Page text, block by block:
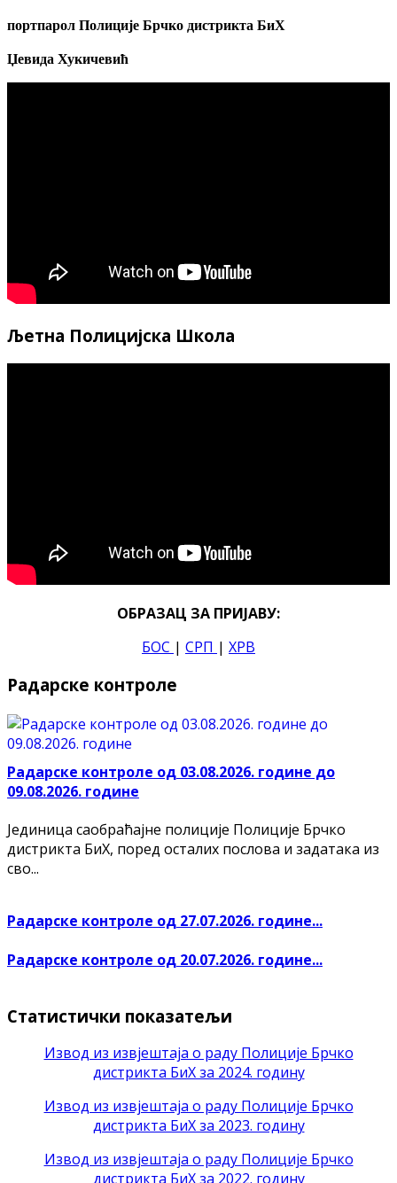
портпарол Полиције Брчко дистрикта БиХ
Џевида Хукичевић
Љетна Полицијска Школа
ОБРАЗАЦ ЗА ПРИЈАВУ:
БОС | СРП | ХРВ
Радарске контроле
Радарске контроле од 03.08.2026. године до
09.08.2026. године
Јединица саобраћајне полиције Полиције Брчко
дистрикта БиХ, поред осталих послова и задатака из
сво...
Радарске контроле од 27.07.2026. године...
Радарске контроле од 20.07.2026. године...
Статистички показатељи
Извод из извјештаја о раду Полиције Брчко
дистрикта БиХ за 2024. годину
Извод из извјештаја о раду Полиције Брчко
дистрикта БиХ за 2023. годину
Извод из извјештаја о раду Полиције Брчко
дистрикта БиХ за 2022. годину